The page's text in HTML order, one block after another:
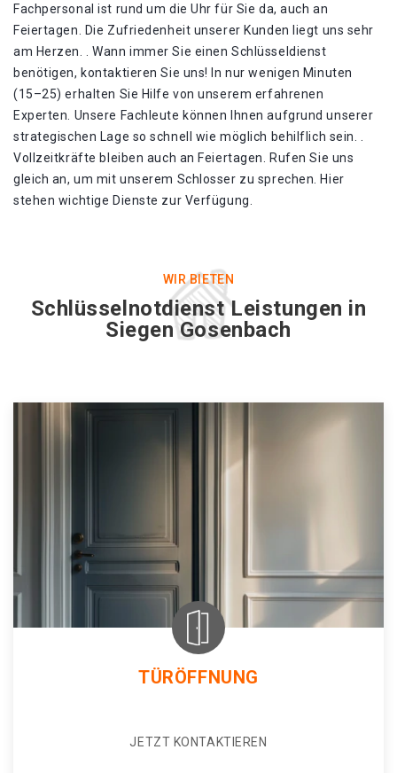
Fachpersonal ist rund um die Uhr für Sie da, auch an
Feiertagen. Die Zufriedenheit unserer Kunden liegt uns sehr
am Herzen. . Wann immer Sie einen Schlüsseldienst
benötigen, kontaktieren Sie uns! In nur wenigen Minuten
(15–25) erhalten Sie Hilfe von unserem erfahrenen
Experten. Unsere Fachleute können Ihnen aufgrund unserer
strategischen Lage so schnell wie möglich behilflich sein. .
Vollzeitkräfte bleiben auch an Feiertagen. Rufen Sie uns
gleich an, um mit unserem Schlosser zu sprechen. Hier
stehen wichtige Dienste zur Verfügung.
WIR BIETEN
Schlüsselnotdienst Leistungen in
Siegen Gosenbach
TÜRÖFFNUNG
JETZT KONTAKTIEREN